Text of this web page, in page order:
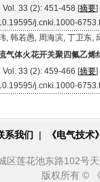
Vol. 33 (2): 451-458 [摘要]
j.cnki.1000-
, 韩若愚, 周海滨, 丁卫东,
气体火花开关聚四氟乙烯
Vol. 33 (2): 459-466 [摘要]
j.cnki.1000-
系我们 | 《电气技
区莲花池东路102号
版权所有 ©